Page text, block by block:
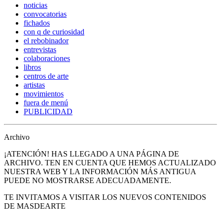
noticias
convocatorias
fichados
con q de curiosidad
el rebobinador
entrevistas
colaboraciones
libros
centros de arte
artistas
movimientos
fuera de menú
PUBLICIDAD
Archivo
¡ATENCIÓN! HAS LLEGADO A UNA PÁGINA DE
ARCHIVO. TEN EN CUENTA QUE HEMOS ACTUALIZADO
NUESTRA WEB Y LA INFORMACIÓN MÁS ANTIGUA
PUEDE NO MOSTRARSE ADECUADAMENTE.
TE INVITAMOS A VISITAR LOS NUEVOS CONTENIDOS
DE MASDEARTE